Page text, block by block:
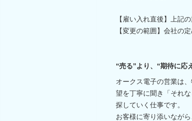
【雇い入れ直後】上記
【変更の範囲】会社の
“売る”より、“期待に応
オークス電子の営業は
望を丁寧に聞き「それ
探していく仕事です。
お客様に寄り添いなが